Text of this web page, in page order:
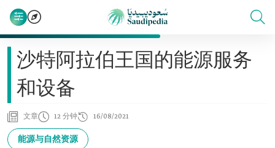
沙特阿拉伯王国的能源服务
和设备
文章 12 分钟 16/08/2021
能源与自然资源